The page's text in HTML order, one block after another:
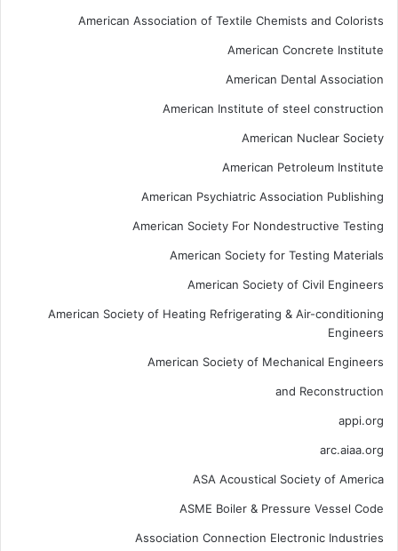
American Association of Textile Chemists and Colorists
American Concrete Institute
American Dental Association
American Institute of steel construction
American Nuclear Society
American Petroleum Institute
American Psychiatric Association Publishing
American Society For Nondestructive Testing
American Society for Testing Materials
American Society of Civil Engineers
American Society of Heating Refrigerating & Air-conditioning
Engineers
American Society of Mechanical Engineers
and Reconstruction
appi.org
arc.aiaa.org
ASA Acoustical Society of America
ASME Boiler & Pressure Vessel Code
Association Connection Electronic Industries